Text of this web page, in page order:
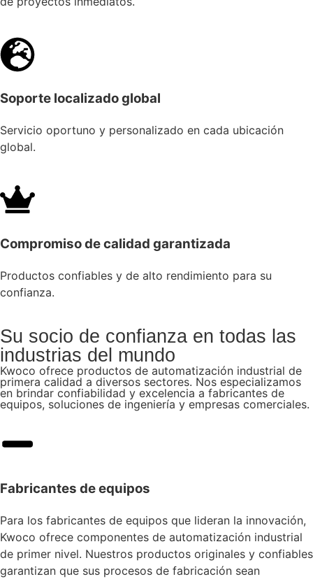
Soporte localizado global
Servicio oportuno y personalizado en cada ubicación
global.
Compromiso de calidad garantizada
Productos confiables y de alto rendimiento para su
confianza.
Su socio de confianza en todas las
industrias del mundo
Kwoco ofrece productos de automatización industrial de
primera calidad a diversos sectores. Nos especializamos
en brindar confiabilidad y excelencia a fabricantes de
equipos, soluciones de ingeniería y empresas comerciales.
Fabricantes de equipos
Para los fabricantes de equipos que lideran la innovación,
Kwoco ofrece componentes de automatización industrial
de primer nivel. Nuestros productos originales y confiables
garantizan que sus procesos de fabricación sean